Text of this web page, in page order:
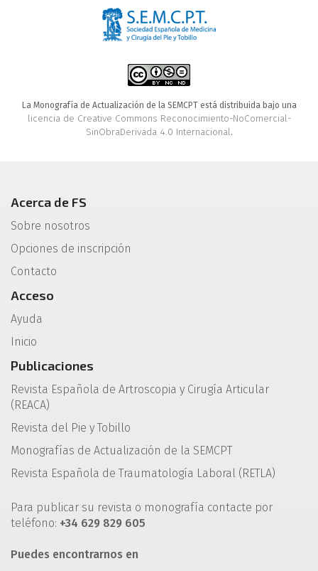
La Monografía de Actualización de la SEMCPT está distribuida bajo una
licencia de Creative Commons Reconocimiento-NoComercial-
SinObraDerivada 4.0 Internacional.
Acerca de FS
Sobre nosotros
Opciones de inscripción
Contacto
Acceso
Ayuda
Inicio
Publicaciones
Revista Española de Artroscopia y Cirugía Articular
(REACA)
Revista del Pie y Tobillo
Monografías de Actualización de la SEMCPT
Revista Española de Traumatología Laboral (RETLA)
Para publicar su revista o monografía contacte por
teléfono: +34 629 829 605
Puedes encontrarnos en